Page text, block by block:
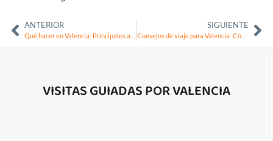
ANTERIOR SIGUIENTE
Consejos de viaje para Valencia: Cómo aprovechar al máximo su visita
VISITAS GUIADAS POR VALENCIA